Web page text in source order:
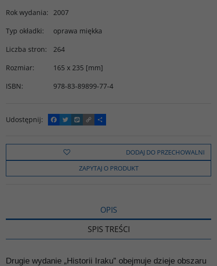
Rok wydania: 2007
Typ okładki:
oprawa miękka
Liczba stron:
264
Rozmiar:
165 x 235 [mm]
ISBN: 978-83-89899-77-4
Udostępnij:
F
a
e
o
k
T
w
t
t
e
W
y
o
C
o
y
i
n
k
P
o
z
e
l
s
DODAJ DO PRZECHOWALNI
ZAPYTAJ O PRODUKT
OPIS
SPIS TREŚCI
Drugie wydanie „Historii Iraku” obejmuje dzieje obszaru